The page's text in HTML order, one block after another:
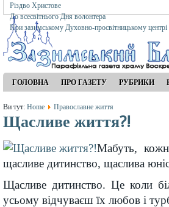
Різдво Христове
До всесвітнього Дня волонтера
При зазимському Духовно-просвітницькому
ГОЛОВНА ПРО ГАЗЕТУ РУБРИКИ
Ви тут: Home Православне життя
Щасливе життя?!
Мабуть,
щасливе дитинство, щаслива
Щасливе дитинство. Це коли
усьому відчуваєш їх любов і